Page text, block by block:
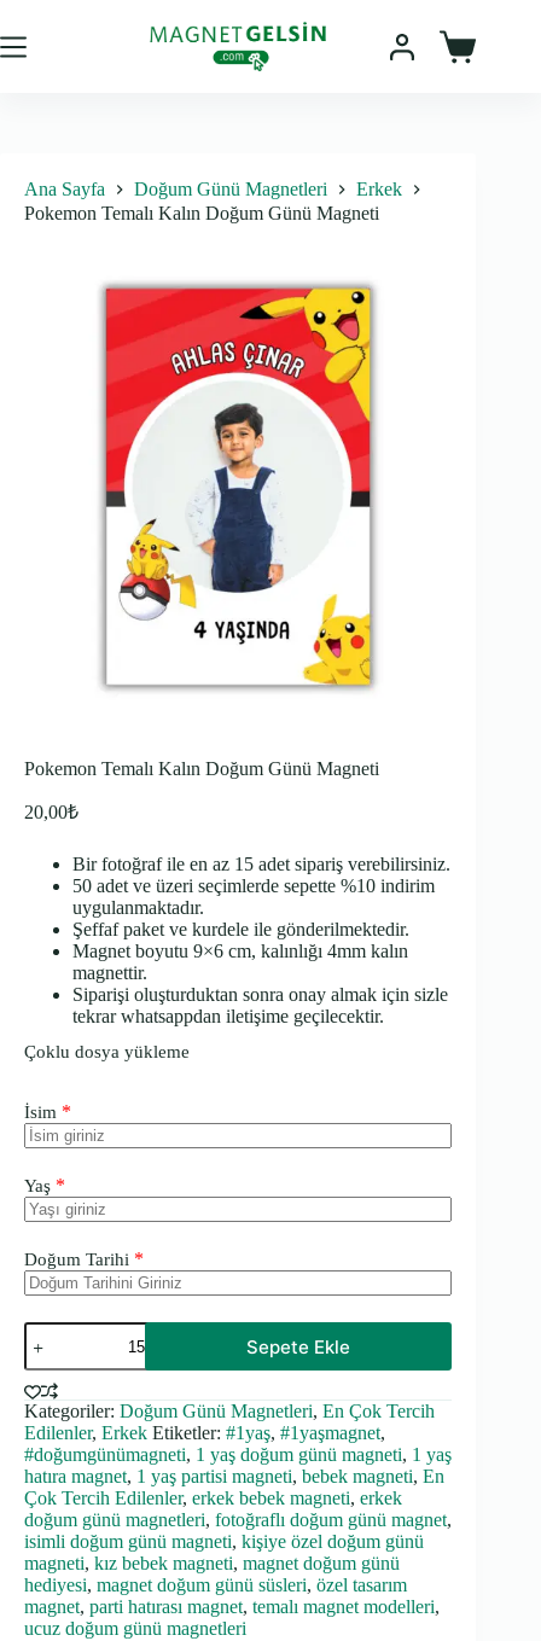
content
Sepet
Ana Sayfa Doğum Günü Magnetleri
Erkek
Pokemon Temalı Kalın Doğum Günü Magneti
Pokemon Temalı Kalın Doğum Günü Magneti
20,00₺
Bir fotoğraf ile en az 15 adet sipariş verebilirsiniz.
50 adet ve üzeri seçimlerde sepette %10 indirim
uygulanmaktadır.
Şeffaf paket ve kurdele ile gönderilmektedir.
Magnet boyutu 9×6 cm, kalınlığı 4mm kalın
magnettir.
Siparişi oluşturduktan sonra onay almak için sizle
tekrar whatsappdan iletişime geçilecektir.
Çoklu dosya yükleme
İsim *
Yaş *
Doğum Tarihi *
Pokemon
Temalı
Kalın
Doğum
Günü
Magneti
adet
Sepete Ekle
Kategoriler: Doğum Günü Magnetleri, En Çok Tercih
Edilenler, Erkek Etiketler: #1yaş, #1yaşmagnet,
#doğumgünümagneti, 1 yaş doğum günü magneti, 1 yaş
hatıra magnet, 1 yaş partisi magneti, bebek magneti, En
Çok Tercih Edilenler, erkek bebek magneti, erkek
doğum günü magnetleri, fotoğraflı doğum günü magnet,
isimli doğum günü magneti, kişiye özel doğum günü
magneti, kız bebek magneti, magnet doğum günü
hediyesi, magnet doğum günü süsleri, özel tasarım
magnet, parti hatırası magnet, temalı magnet modelleri,
ucuz doğum günü magnetleri